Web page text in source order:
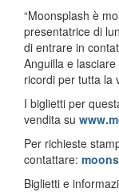
“Moonsplash è
presentatrice di
di entrare in
Anguilla e
ricordi per tutta la
I biglietti per
vendita su
Per richieste
contattare:
Biglietti e